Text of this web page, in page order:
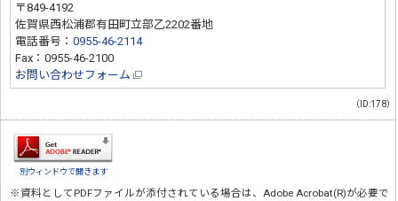
〒849-4192
佐賀県西松浦郡有田町立部乙2202番地
電話番号：0955-46-2114
Fax：0955-46-2100
お問い合わせフォーム
（ID:178）
別ウィンドウで開きます
※資料としてPDFファイルが添付されている場合は、 Adobe Acrobat(R)が必要で